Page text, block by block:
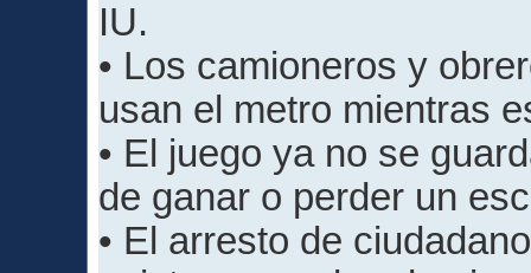
IU.
• Los camioneros y
usan el metro mientras
• El juego ya no se
de ganar o perder un
• El arresto de